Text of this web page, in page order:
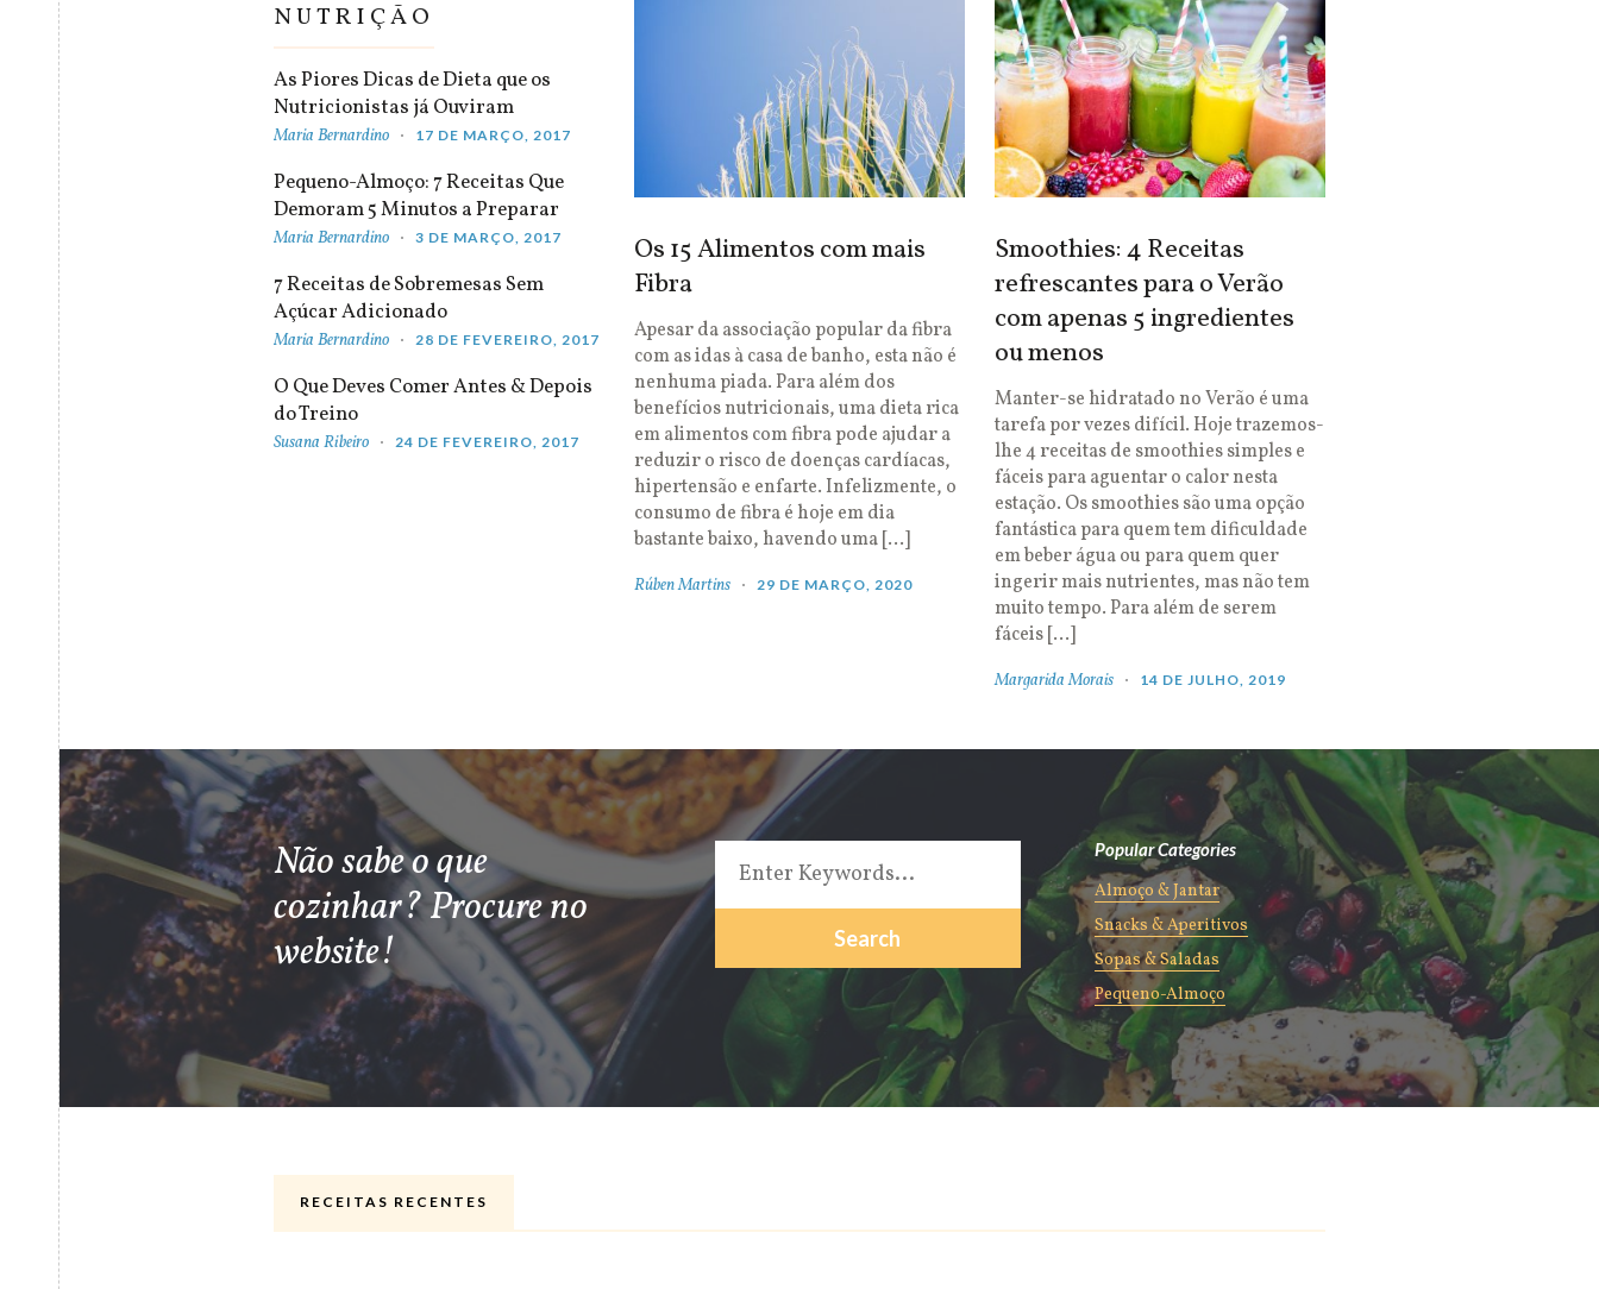
NUTRIÇÃO
As Piores Dicas de Dieta que os
Nutricionistas já Ouviram
Maria Bernardino 17 DE MARÇO, 2017
Pequeno-Almoço: 7 Receitas Que
Demoram 5 Minutos a Preparar
Maria Bernardino 3 DE MARÇO, 2017
7 Receitas de Sobremesas Sem
Açúcar Adicionado
Maria Bernardino 28 DE FEVEREIRO, 2017
O Que Deves Comer Antes & Depois
do Treino
Susana Ribeiro 24 DE FEVEREIRO, 2017
Os 15 Alimentos com mais
Fibra
Apesar da associação popular da fibra
com as idas à casa de banho, esta não é
nenhuma piada. Para além dos
benefícios nutricionais, uma dieta rica
em alimentos com fibra pode ajudar a
reduzir o risco de doenças cardíacas,
hipertensão e enfarte. Infelizmente, o
consumo de fibra é hoje em dia
bastante baixo, havendo uma […]
Rúben Martins 29 DE MARÇO, 2020
Smoothies: 4 Receitas
refrescantes para o Verão
com apenas 5 ingredientes
ou menos
Manter-se hidratado no Verão é uma
tarefa por vezes difícil. Hoje trazemos-
lhe 4 receitas de smoothies simples e
fáceis para aguentar o calor nesta
estação. Os smoothies são uma opção
fantástica para quem tem dificuldade
em beber água ou para quem quer
ingerir mais nutrientes, mas não tem
muito tempo. Para além de serem
fáceis […]
Margarida Morais 14 DE JULHO, 2019
Não sabe o que
cozinhar? Procure no
website!
Popular Categories
Almoço & Jantar
Snacks & Aperitivos
Sopas & Saladas
Pequeno-Almoço
RECEITAS RECENTES